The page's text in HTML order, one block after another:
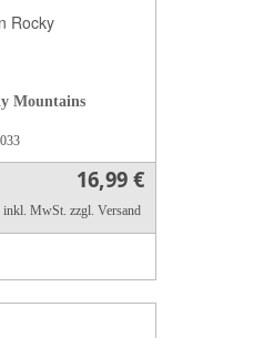
Mountains
16,99 €
inkl. MwSt. zzgl. Versand